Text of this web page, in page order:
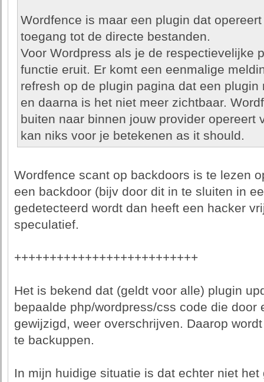
Wordfence is maar een plugin dat
toegang tot de directe bestanden.
Voor Wordpress als je de respectievelijke
functie eruit. Er komt een eenmalige
refresh op de plugin pagina dat een
en daarna is het niet meer zichtbaar.
buiten naar binnen jouw provider opereert
kan niks voor je betekenen as it should.
Wordfence scant op backdoors is te lezen
een backdoor (bijv door dit in te sluiten in
gedetecteerd wordt dan heeft een hacker
speculatief.
++++++++++++++++++++++++++
Het is bekend dat (geldt voor alle) plugin
bepaalde php/wordpress/css code die door
gewijzigd, weer overschrijven. Daarop
te backuppen.
In mijn huidige situatie is dat echter niet